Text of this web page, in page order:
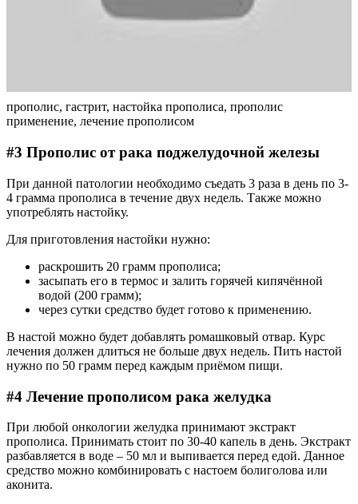
прополис, гастрит, настойка прополиса, прополис
применение, лечение прополисом
#3 Прополис от рака поджелудочной железы
При данной патологии необходимо съедать 3 раза в день по 3-
4 грамма прополиса в течение двух недель. Также можно
употреблять настойку.
Для приготовления настойки нужно:
раскрошить 20 грамм прополиса;
засыпать его в термос и залить горячей кипячённой
водой (200 грамм);
через сутки средство будет готово к применению.
В настой можно будет добавлять ромашковый отвар. Курс
лечения должен длиться не больше двух недель. Пить настой
нужно по 50 грамм перед каждым приёмом пищи.
#4 Лечение прополисом рака желудка
При любой онкологии желудка принимают экстракт
прополиса. Принимать стоит по 30-40 капель в день. Экстракт
разбавляется в воде – 50 мл и выпивается перед едой. Данное
средство можно комбинировать с настоем болиголова или
аконита.